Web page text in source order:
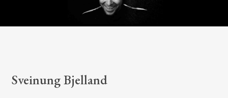
Sveinung Bjelland